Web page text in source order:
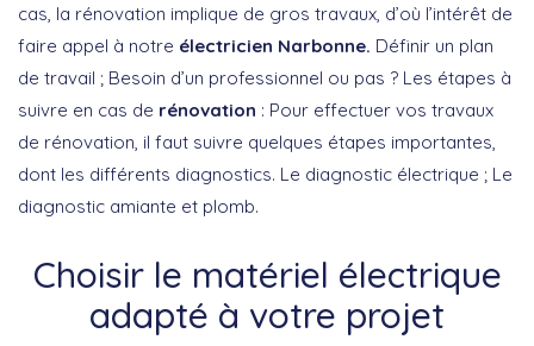
cas, la rénovation implique de gros travaux, d’où l’intérêt de
faire appel à notre électricien Narbonne. Définir un plan
de travail ; Besoin d’un professionnel ou pas ? Les étapes à
suivre en cas de rénovation : Pour effectuer vos travaux
de rénovation, il faut suivre quelques étapes importantes,
dont les différents diagnostics. Le diagnostic électrique ; Le
diagnostic amiante et plomb.
Choisir le matériel électrique
adapté à votre projet